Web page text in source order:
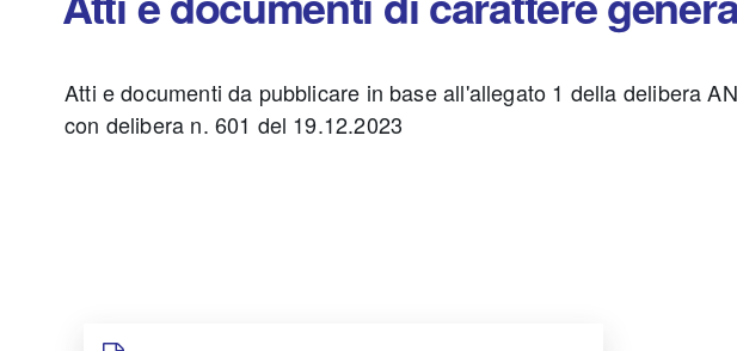
Atti e documenti da pubblicare in base all'allegato 1 della delibera
con delibera n. 601 del 19.12.2023